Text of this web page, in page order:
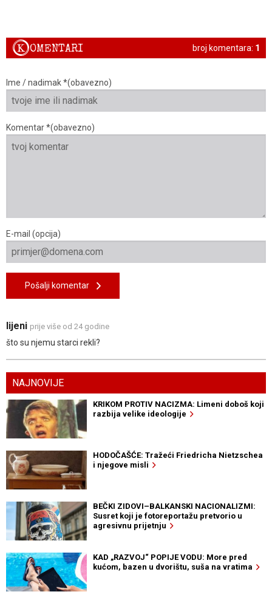
broj komentara: 1
KOMENTARI
Ime / nadimak *(obavezno)
Komentar *(obavezno)
E-mail (opcija)
Pošalji komentar
lijeni prije više od 24 godine
što su njemu starci rekli?
NAJNOVIJE
KRIKOM PROTIV NACIZMA: Limeni doboš koji
razbija velike ideologije
HODOČAŠĆE: Tražeći Friedricha Nietzschea
i njegove misli
BEČKI ZIDOVI–BALKANSKI NACIONALIZMI:
Susret koji je fotoreportažu pretvorio u
agresivnu prijetnju
KAD „RAZVOJ“ POPIJE VODU: More pred
kućom, bazen u dvorištu, suša na vratima